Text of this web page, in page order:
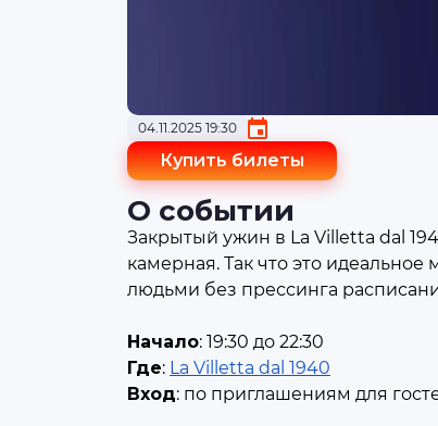
04.11.2025 19:30
Купить билеты
О событии
Закрытый ужин в La Villetta dal
камерная. Так что это
людьми без прессинга
Начало: 19:30 до 22:30
Где: La Villetta dal 1940
Вход: по приглашениям для